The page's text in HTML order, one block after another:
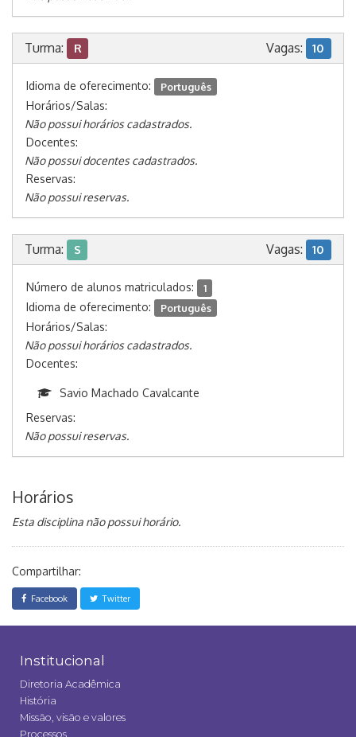
Turma: R Vagas: 10
Idioma de oferecimento: Português
Horários/Salas:
Não possui horários cadastrados.
Docentes:
Não possui docentes cadastrados.
Reservas:
Não possui reservas.
Turma: S Vagas: 10
Número de alunos matriculados: 1
Idioma de oferecimento: Português
Horários/Salas:
Não possui horários cadastrados.
Docentes:
Savio Machado Cavalcante
Reservas:
Não possui reservas.
Horários
Esta disciplina não possui horário.
Compartilhar:
Facebook Twitter
Institucional
Diretoria Acadêmica
História
Missão, visão e valores
Processos